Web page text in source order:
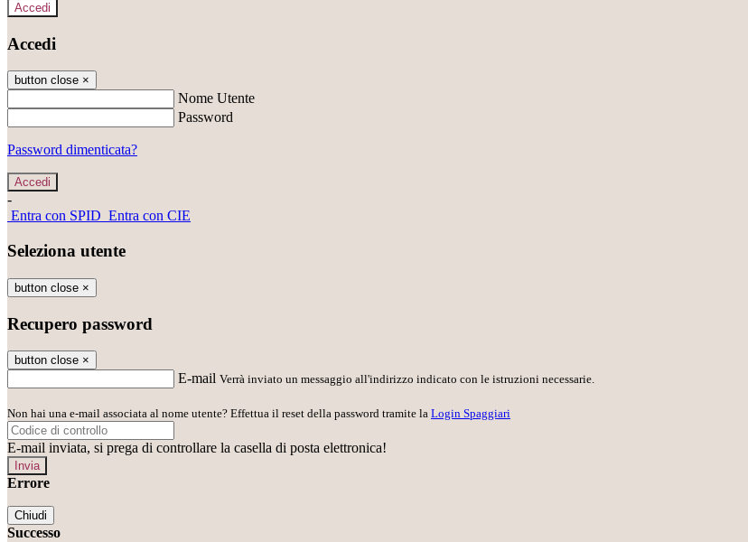
Accedi
Accedi
button close ×
Nome Utente
Password
Password dimenticata?
-
Entra con SPID Entra con CIE
Seleziona utente
button close ×
Recupero password
button close ×
E-mail Verrà inviato un messaggio all'indirizzo indicato con le istruzioni necessarie.
Non hai una e-mail associata al nome utente? Effettua il reset della password tramite la Login Spaggiari
E-mail inviata, si prega di controllare la casella di posta elettronica!
Errore
Chiudi
Successo